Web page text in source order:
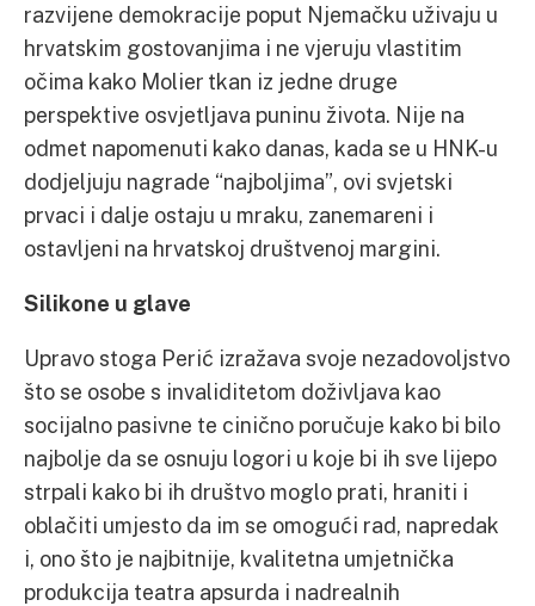
razvijene demokracije poput Njemačku uživaju u
hrvatskim gostovanjima i ne vjeruju vlastitim
očima kako Molier tkan iz jedne druge
perspektive osvjetljava puninu života. Nije na
odmet napomenuti kako danas, kada se u HNK-u
dodjeljuju nagrade “najboljima”, ovi svjetski
prvaci i dalje ostaju u mraku, zanemareni i
ostavljeni na hrvatskoj društvenoj margini.
Silikone u glave
Upravo stoga Perić izražava svoje nezadovoljstvo
što se osobe s invaliditetom doživljava kao
socijalno pasivne te cinično poručuje kako bi bilo
najbolje da se osnuju logori u koje bi ih sve lijepo
strpali kako bi ih društvo moglo prati, hraniti i
oblačiti umjesto da im se omogući rad, napredak
i, ono što je najbitnije, kvalitetna umjetnička
produkcija teatra apsurda i nadrealnih